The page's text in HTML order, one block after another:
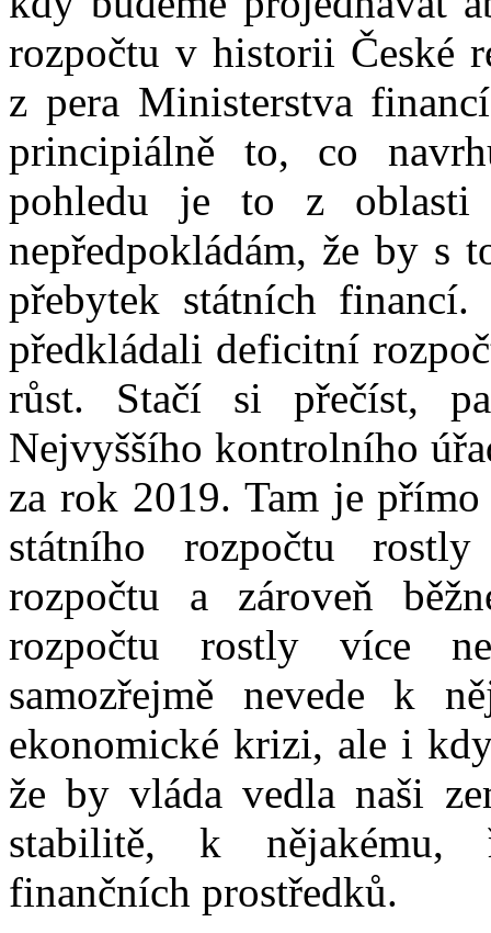
rozpočtu v historii České
z pera Ministerstva
principiálně to, co
pohledu je to z oblasti
nepředpokládám, že by s
přebytek státních
předkládali deficitní
růst. Stačí si přečíst,
Nejvyššího kontrolního
za rok 2019. Tam je
státního rozpočtu
rozpočtu a zároveň
rozpočtu rostly více
samozřejmě nevede k
ekonomické krizi, ale i
že by vláda vedla naši
stabilitě, k nějakému,
finančních prostředků.